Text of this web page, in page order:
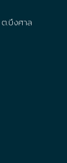
ต.บึงศาล